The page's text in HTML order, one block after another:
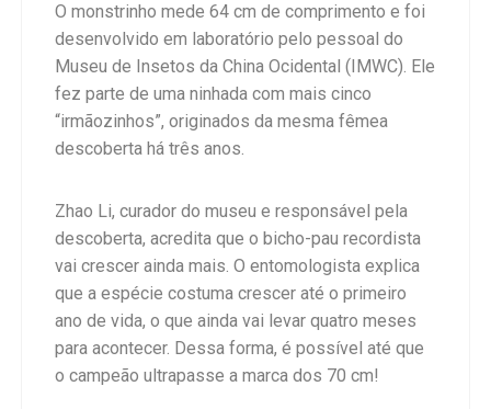
O monstrinho mede 64 cm de comprimento e foi
desenvolvido em laboratório pelo pessoal do
Museu de Insetos da China Ocidental (IMWC). Ele
fez parte de uma ninhada com mais cinco
“irmãozinhos”, originados da mesma fêmea
descoberta há três anos.
Zhao Li, curador do museu e responsável pela
descoberta, acredita que o bicho-pau recordista
vai crescer ainda mais. O entomologista explica
que a espécie costuma crescer até o primeiro
ano de vida, o que ainda vai levar quatro meses
para acontecer. Dessa forma, é possível até que
o campeão ultrapasse a marca dos 70 cm!